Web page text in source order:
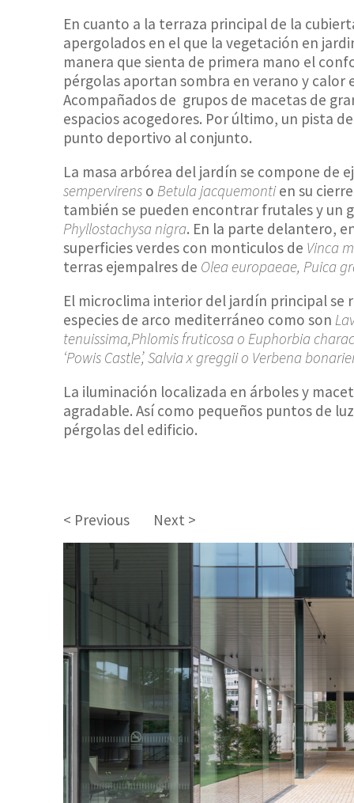
En cuanto a la terraza principal de la
apergolados en el que la vegetación en
manera que sienta de primera mano el
pérgolas aportan sombra en verano y
Acompañados de grupos de macetas de
espacios acogedores. Por último, un pista
punto deportivo al conjunto.
La masa arbórea del jardín se compone de
sempervirens o Betula jacquemontien su
también se pueden encontrar frutales y un
Phyllostachysa nigra. En la parte delantero,
superficies verdes con monticulos de Vinca
terras ejempalres de Olea europaeae, Puica
El microclima interior del jardín principal se
especies de arco mediterráneo como son
tenuissima,Phlomis fruticosa o Euphorbia
‘Powis Castle’, Salvia x greggii o Verbena
La iluminación localizada en árboles y
agradable. Así como pequeños puntos de
pérgolas del edificio.
< Previous Next >